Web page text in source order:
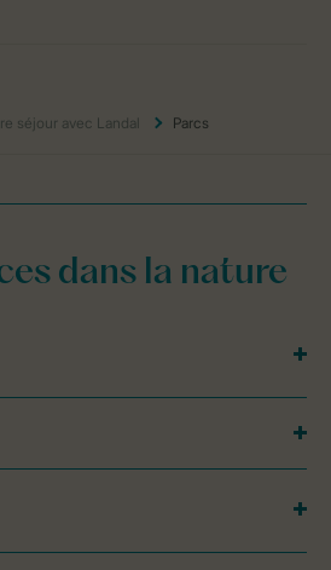
séjour avec Landal Parcs
dans la nature